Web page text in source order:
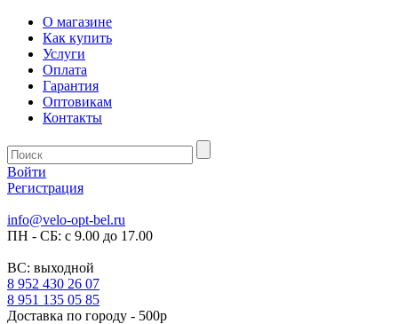
О магазине
Как купить
Услуги
Оплата
Гарантия
Оптовикам
Контакты
Войти
Регистрация
info@velo-opt-bel.ru
ПН - СБ: с 9.00 до 17.00
ВС: выходной
8 952 430 26 07
8 951 135 05 85
Доставка по городу - 500р